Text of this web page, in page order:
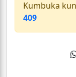
Kumbuka
409